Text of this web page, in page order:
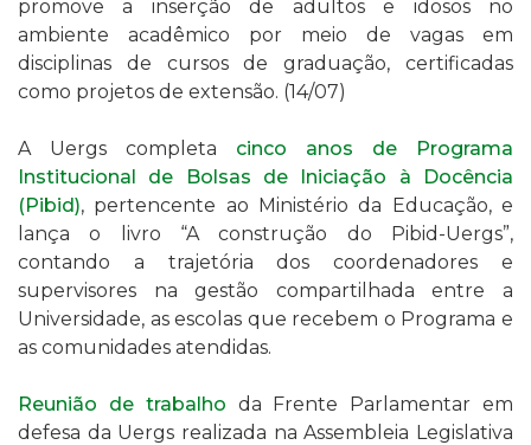
promove a inserção de adultos e idosos no
ambiente acadêmico por meio de vagas em
disciplinas de cursos de graduação, certificadas
como projetos de extensão. (14/07)
A Uergs completa cinco anos de
Programa
Institucional de Bolsas de Iniciação à Docência
(Pibid), pertencente ao Ministério da Educação, e
lança o
livro “A construção do Pibid-Uergs”,
contando a trajetória dos coordenadores e
supervisores na gestão compartilhada entre a
Universidade, as escolas que recebem o Programa e
as comunidades atendidas.
Reunião de trabalho da Frente Parlamentar em
defesa da Uergs realizada na Assembleia Legislativa